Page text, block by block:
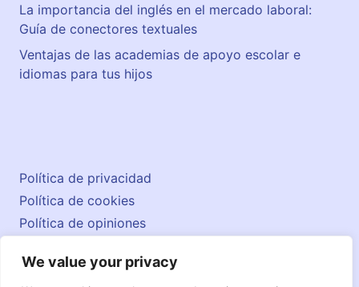
We value your privacy
La importancia del inglés en el mercado laboral:
Guía de conectores textuales
Ventajas de las academias de apoyo escolar e
idiomas para tus hijos
Política de privacidad
Política de cookies
Política de opiniones
Contacto